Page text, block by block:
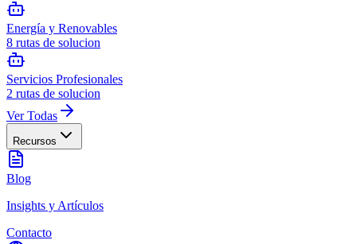
Energía y Renovables
8 rutas de solucion
Servicios Profesionales
2 rutas de solucion
Ver Todas
Recursos
Blog
Insights y Artículos
Contacto